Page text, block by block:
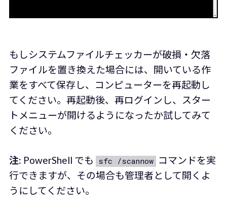
もしシステムファイルチェッカーが破損・欠落
ファイルを置き換えた場合には、開いている作
業をすべて保存し、コンピューターを再起動し
てください。再起動後、再ログインし、スター
トメニューが開けるようになったか試してみて
ください。
注: PowerShell でも sfc /scannow コマンドを実
行できますが、その場合も管理者として開くよ
うにしてください。